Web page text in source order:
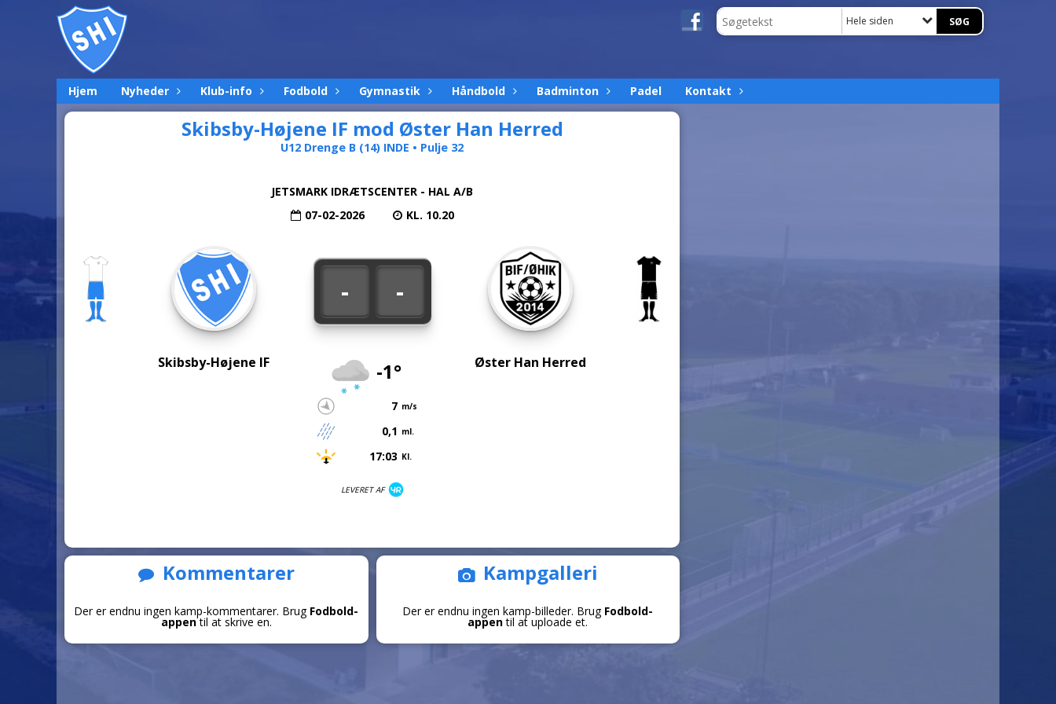
Hele siden
Hjem Nyheder Klub-info Fodbold Gymnastik Håndbold Badminton Padel Kontakt
Skibsby-Højene IF mod Øster Han Herred
U12 Drenge B (14) INDE • Pulje 32
JETSMARK IDRÆTSCENTER - HAL A/B
07-02-2026
KL. 10.20
Skibsby-Højene IF
- -
-1°
7 m/s
0,1 ml.
17:03 Kl.
LEVERET AF
Øster Han Herred
Kommentarer
Der er endnu ingen kamp-kommentarer. Brug Fodbold-
appentil at skrive en.
Kampgalleri
Der er endnu ingen kamp-billeder. Brug Fodbold-
appentil at uploade et.